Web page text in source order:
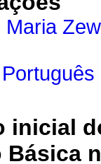
Maria
inicial
Básica